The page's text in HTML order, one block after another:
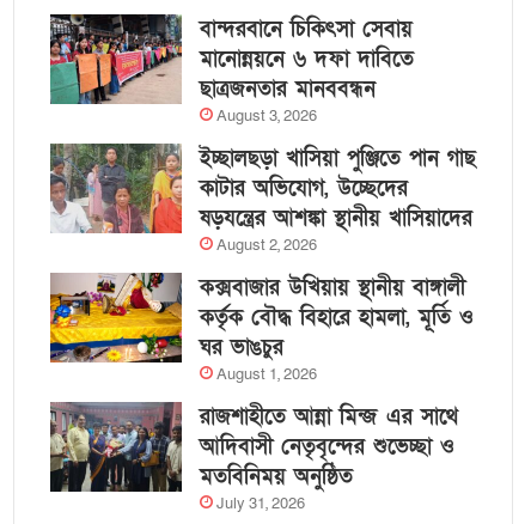
বান্দরবানে চিকিৎসা সেবায়
মানোন্নয়নে ৬ দফা দাবিতে
ছাত্রজনতার মানববন্ধন
August 3, 2026
ইচ্ছালছড়া খাসিয়া পুঞ্জিতে পান গাছ
কাটার অভিযোগ, উচ্ছেদের
ষড়যন্ত্রের আশঙ্কা স্থানীয় খাসিয়াদের
August 2, 2026
কক্সবাজার উখিয়ায় স্থানীয় বাঙ্গালী
কর্তৃক বৌদ্ধ বিহারে হামলা, মূর্তি ও
ঘর ভাঙচুর
August 1, 2026
রাজশাহীতে আন্না মিন্জ এর সাথে
আদিবাসী নেতৃবৃন্দের শুভেচ্ছা ও
মতবিনিময় অনুষ্ঠিত
July 31, 2026